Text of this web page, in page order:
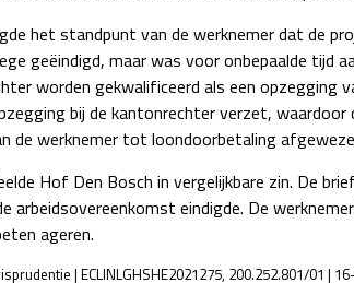
het standpunt van de werknemer dat de
geëindigd, maar was voor onbepaalde tijd
worden gekwalificeerd als een opzegging
bij de kantonrechter verzet,
de werknemer tot loondoorbetaling
Hof Den Bosch in vergelijkbare zin. De
arbeidsovereenkomst eindigde. De
ageren.
| ECLINLGHSHE2021275, 200.252.801/01 |